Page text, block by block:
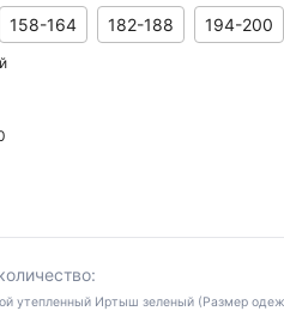
158-164 182-188 194-200
утепленный Иртыш зеленый (Размер